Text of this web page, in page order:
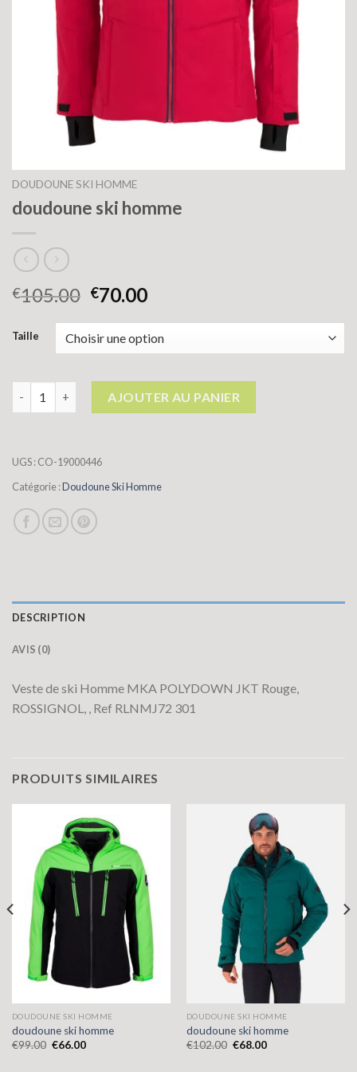
DOUDOUNE SKI HOMME
doudoune ski homme
€105.00 €70.00
Taille
AJOUTER AU PANIER
UGS :CO-19000446
Catégorie :Doudoune Ski Homme
DESCRIPTION
AVIS (0)
Veste de ski Homme MKA POLYDOWN JKT Rouge,
ROSSIGNOL, , Ref RLNMJ72 301
PRODUITS SIMILAIRES
DOUDOUNE SKI HOMME
doudoune ski homme
€99.00 €66.00
DOUDOUNE SKI HOMME
doudoune ski homme
€102.00 €68.00